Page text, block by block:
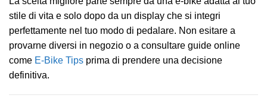
stile di vita e solo dopo da un display che si integri
perfettamente nel tuo modo di pedalare. Non esitare a
provarne diversi in negozio o a consultare guide online
come E-Bike Tips prima di prendere una decisione
definitiva.